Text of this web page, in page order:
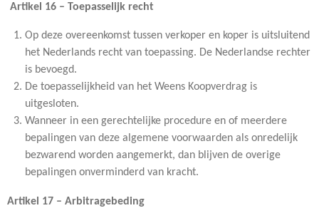
Artikel 16 – Toepasselijk recht
Op deze overeenkomst tussen verkoper en koper is uitsluitend
het Nederlands recht van toepassing. De Nederlandse rechter
is bevoegd.
De toepasselijkheid van het Weens Koopverdrag is
uitgesloten.
Wanneer in een gerechtelijke procedure en of meerdere
bepalingen van deze algemene voorwaarden als onredelijk
bezwarend worden aangemerkt, dan blijven de overige
bepalingen onverminderd van kracht.
Artikel 17 – Arbitragebeding